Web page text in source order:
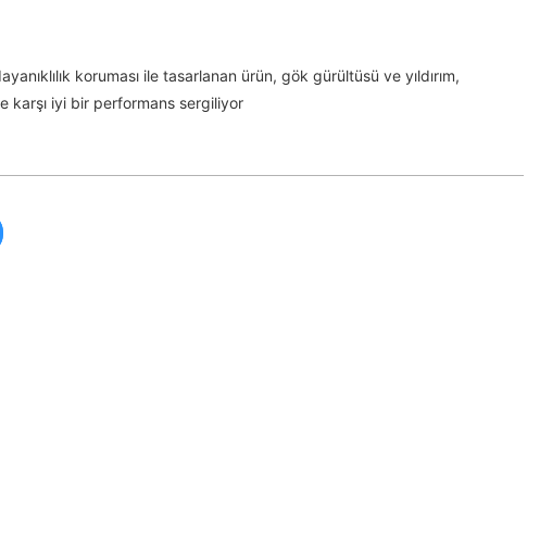
koruması ile tasarlanan ürün, gök gürültüsü ve yıldırım,
karşı iyi bir performans sergiliyor